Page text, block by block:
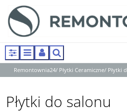
PanelMenuPanelSzukaj
Remontownia24/ Płytki Ceramiczne/ Płytki
Płytki do salonu